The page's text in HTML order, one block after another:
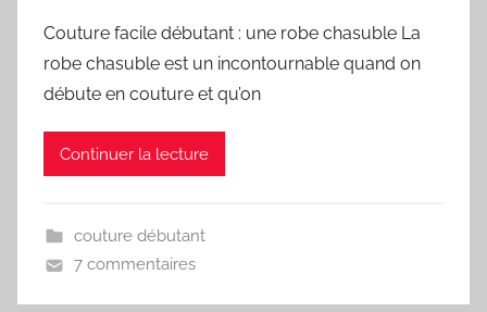
Couture facile débutant : une robe chasuble La
robe chasuble est un incontournable quand on
débute en couture et qu’on
Continuer la lecture
couture débutant
7 commentaires